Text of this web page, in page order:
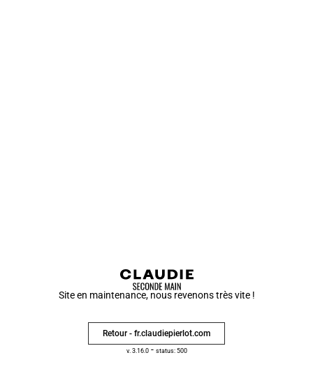
Site en maintenance, nous revenons très vite !
Retour - fr.claudiepierlot.com
v. 3.16.0- status: 500